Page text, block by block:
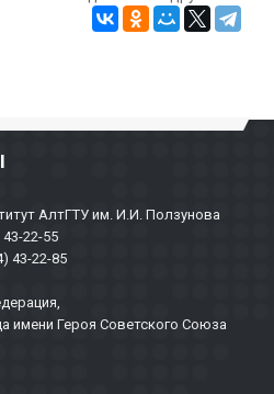
АлтГТУ им. И.И. Ползунова
22-55
43-22-85
имени Героя Советского Союза